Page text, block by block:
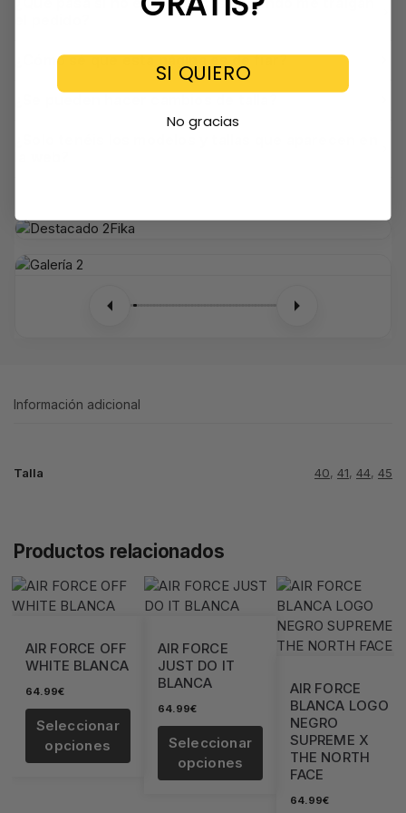
¿Cómo sé que esta página es de fiar?
Información adicional
Talla 40, 41, 44, 45
Productos relacionados
AIR FORCE OFF
WHITE BLANCA
64.99€
Seleccionar
opciones
AIR FORCE
JUST DO IT
BLANCA
64.99€
Seleccionar
opciones
AIR FORCE
BLANCA LOGO
NEGRO
SUPREME X
THE NORTH
FACE
64.99€
SI QUIERO
No gracias